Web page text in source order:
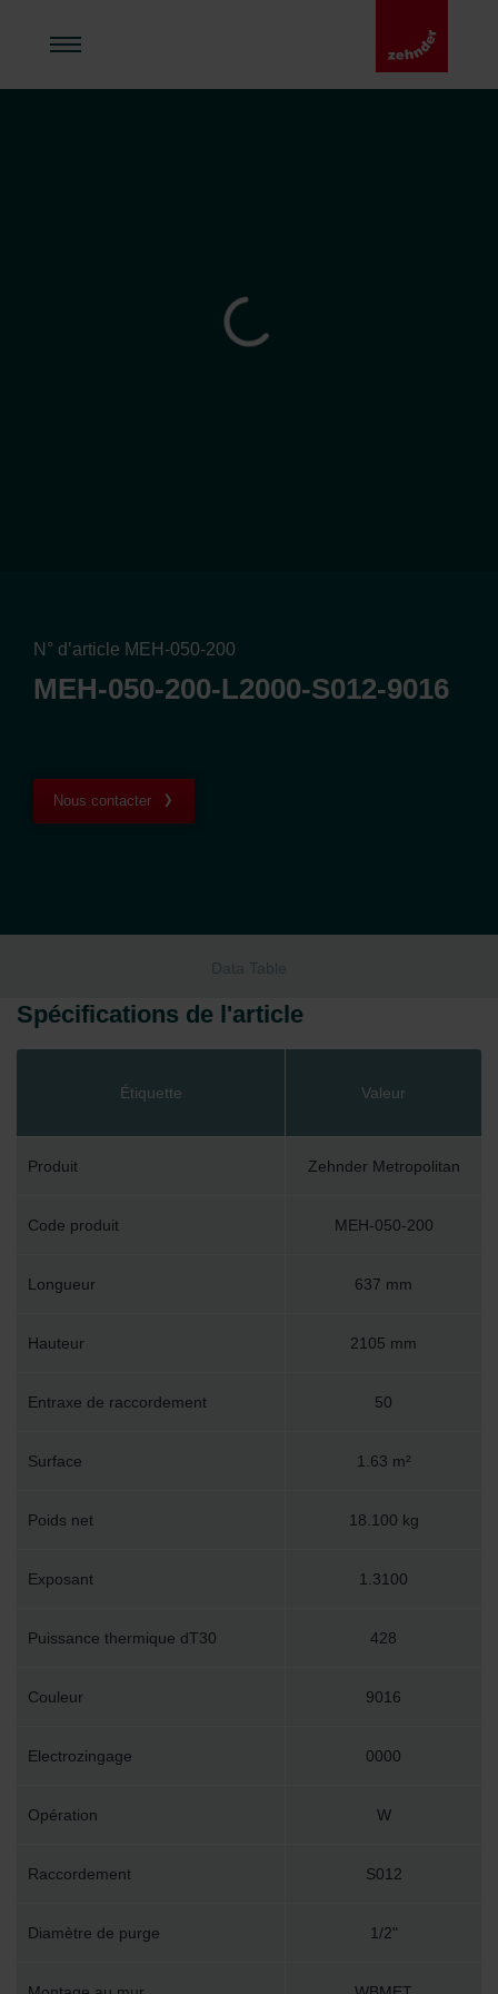
N° d’article MEH-050-200
MEH-050-200-L2000-S012-9016
Nous contacter
Data Table
Spécifications de l'article
Étiquette Valeur
Produit Zehnder Metropolitan
Code produit MEH-050-200
Longueur 637 mm
Hauteur 2105 mm
Entraxe de raccordement 50
Surface 1.63 m²
Poids net 18.100 kg
Exposant 1.3100
Puissance thermique dT30 428
Couleur 9016
Electrozingage 0000
Opération W
Raccordement S012
Diamètre de purge 1/2"